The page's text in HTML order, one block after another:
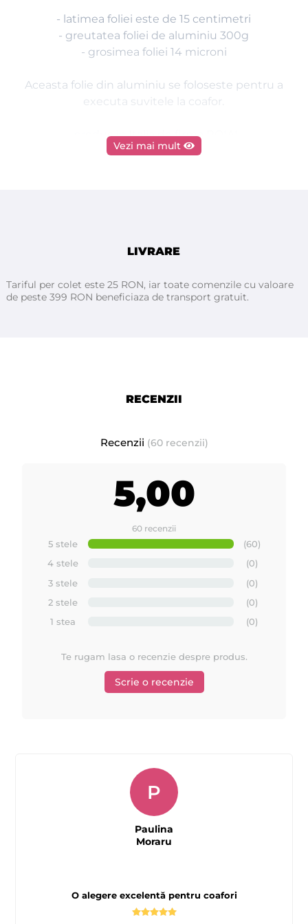
- latimea foliei este de 15 centimetri
- greutatea foliei de aluminiu 300g
- grosimea foliei 14 microni
Aceasta folie din aluminiu se foloseste pentru a
executa suvitele la coafor.
- produs in Italia de firma ROIAL
Vezi mai mult
LIVRARE
Tariful per colet este 25 RON, iar toate comenzile cu valoare
de peste 399 RON beneficiaza de transport gratuit.
RECENZII
Recenzii (60 recenzii)
5,00
60 recenzii
5 stele
(60)
4 stele
(0)
3 stele
(0)
2 stele
(0)
1 stea
(0)
Te rugam lasa o recenzie despre produs.
Scrie o recenzie
O alegere excelentă pentru coafori
P
Paulina
Moraru